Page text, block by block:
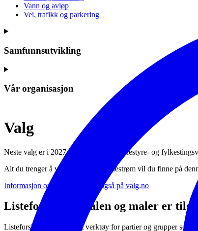
Vann og avløp
Vei, trafikk og parkering
Samfunnsutvikling
Vår organisasjon
Valg
Neste valg er i 2027 - da er det kommunestyre- og
Alt du trenger å vite om valget i Lillestrøm vil du finne på
Informasjon om valg finner du også på valg.no
Listeforslagsportalen og maler er
Listeforslagsportalen er et verktøy for partier og grupper